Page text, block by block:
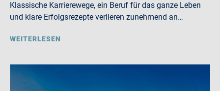
Klassische Karrierewege, ein Beruf für das ganze Leben
und klare Erfolgsrezepte verlieren zunehmend an…
WEITERLESEN